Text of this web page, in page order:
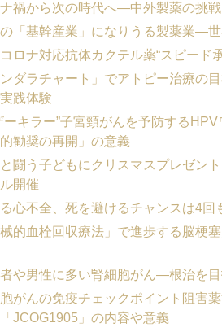
禍から次の時代へ―中外製薬の挑戦
の「基幹産業」になりうる製薬業―
ロナ対応抗体カクテル薬“スピード
ンダラチャート」でアトピー治療の
践体験
ーキラー”子宮頸がんを予防する
的勧奨の再開」の意義
闘う子どもにクリスマスプレゼン
開催
心不全、死を避けるチャンスは4
械的血栓回収療法」で進歩する脳梗
や男性に多い腎細胞がん―根治を
がんの免疫チェックポイント阻害
JCOG1905」の内容や意義